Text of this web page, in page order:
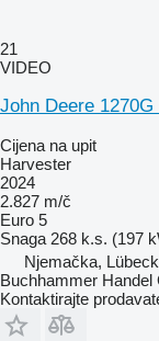
21
VIDEO
John Deere 1270G
Cijena na upit
Harvester
2024
2.827 m/č
Euro 5
Snaga 268 k.s. (197
Njemačka, Lübeck
Buchhammer Handel
Kontaktirajte